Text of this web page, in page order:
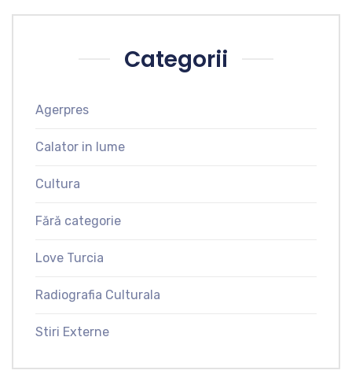
Categorii
Agerpres
Calator in lume
Cultura
Fără categorie
Love Turcia
Radiografia Culturala
Stiri Externe